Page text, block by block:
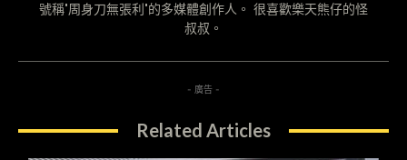
號稱"周身刀無張利"的多媒體創作人。 很喜歡樂天熊仔的怪
叔叔。
- 廣告 -
Related Articles